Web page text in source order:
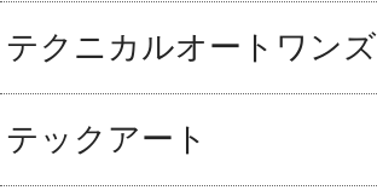
テクニカルオートワンズ
テックアート